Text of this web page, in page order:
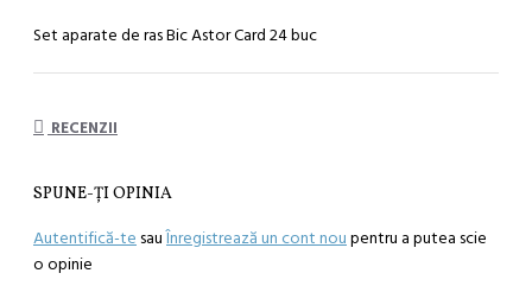
Set aparate de ras Bic Astor Card 24 buc
RECENZII
SPUNE-ŢI OPINIA
Autentifică-te sauÎnregistrează un cont nou pentru a putea scie
o opinie